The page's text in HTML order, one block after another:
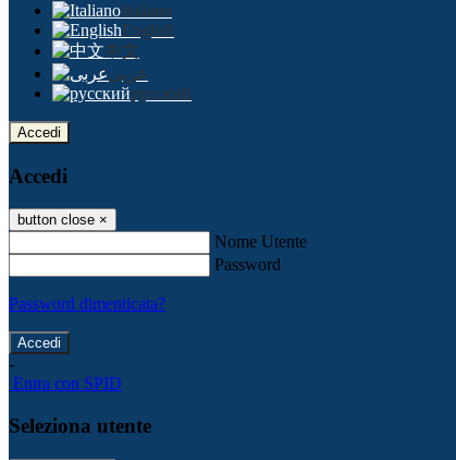
Italiano
English
中文
عربى
русский
Accedi
Accedi
button close ×
Nome Utente
Password
Password dimenticata?
-
Entra con SPID
Seleziona utente